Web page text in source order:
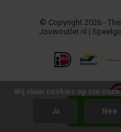
+
© Copyright 2026 -
Jouwoutlet.nl |
Wij slaan cookies op om
Ja Nee